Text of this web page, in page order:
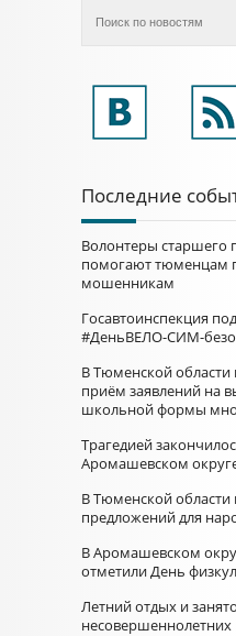
Последние
Волонтеры старшего
помогают тюменцам
мошенникам
Госавтоинспекция
#ДеньВЕЛО-СИМ-
В Тюменской области
приём заявлений на
школьной формы
Трагедией
Аромашевском
В Тюменской области
предложений для
В Аромашевском
отметили День
Летний отдых и
несовершеннолетних